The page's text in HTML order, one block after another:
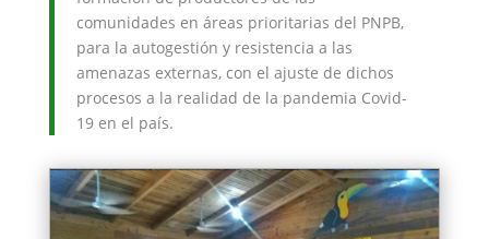
comunidades en áreas prioritarias del PNPB,
para la autogestión y resistencia a las
amenazas externas, con el ajuste de dichos
procesos a la realidad de la pandemia Covid-
19 en el país.